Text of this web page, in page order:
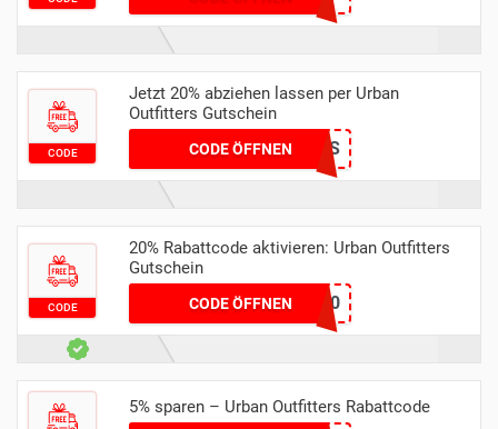
CODE
Jetzt 20% abziehen lassen per Urban
Outfitters Gutschein
CODE ÖFFNEN
BRANDS4LESS
CODE
20% Rabattcode aktivieren: Urban Outfitters
Gutschein
CODE ÖFFNENEXTRA20
5% sparen – Urban Outfitters Rabattcode